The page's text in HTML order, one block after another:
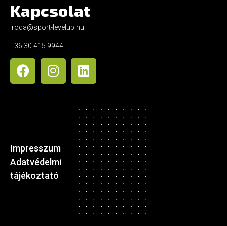
Kapcsolat
iroda@sport-levelup.hu
+36 30 415 9944
Impresszum
Adatvédelmi
tájékoztató